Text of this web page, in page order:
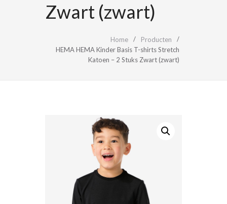
Zwart (zwart)
Home
Producten
HEMA HEMA Kinder Basis T-shirts Stretch
Katoen – 2 Stuks Zwart (zwart)